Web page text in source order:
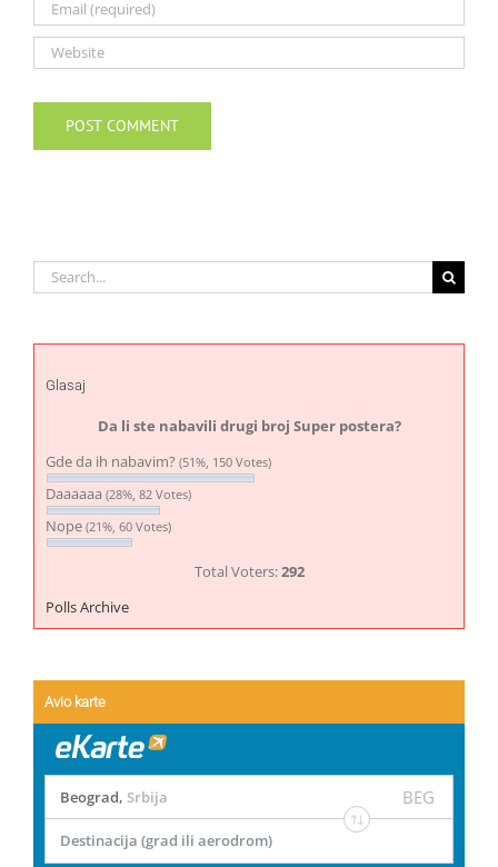
Search
for:
Glasaj
Da li ste nabavili drugi broj Super postera?
Gde da ih nabavim? (51%, 150 Votes)
Daaaaaa (28%, 82 Votes)
Nope (21%, 60 Votes)
Total Voters:292
Polls Archive
Avio karte
Beograd, Srbija BEG
Destinacija (grad ili aerodrom)